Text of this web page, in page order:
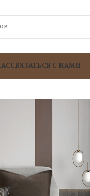
СВЯЗАТЬСЯ С НАМИ